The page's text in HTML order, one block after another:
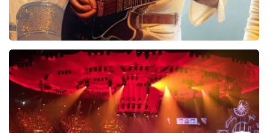
Bee Gees Forever
845+reviews
BEKIJKEN